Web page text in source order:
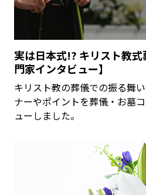
実は日本式!? キリスト教
門家インタビュー】
キリスト教の葬儀での振る舞
ナーやポイントを葬儀・お墓
ューしました。